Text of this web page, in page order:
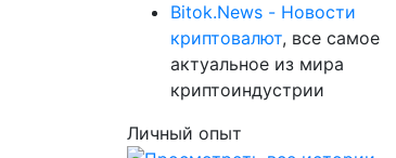
Bitok.News - Новости
криптовалют, все самое
актуальное из мира
криптоиндустрии
Личный опыт